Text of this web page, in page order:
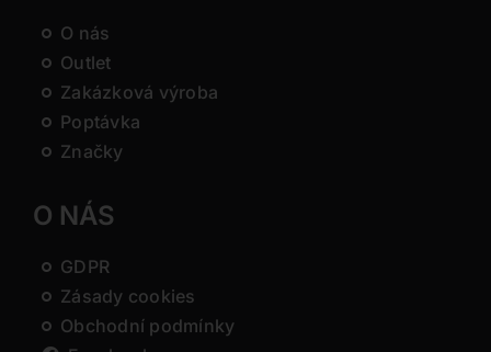
O nás
Outlet
Zakázková výroba
Poptávka
Značky
O NÁS
GDPR
Zásady cookies
Obchodní podmínky